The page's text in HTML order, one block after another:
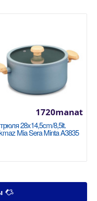
28x14,5cm/8,5lt.
Mia Sera Minta A3835
1720manat